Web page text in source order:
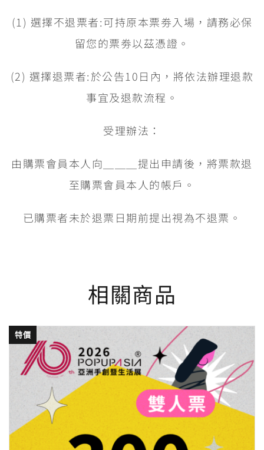
(1) 選擇不退票者:可持原本票劵入場，請務必保
留您的票劵以茲憑證。
(2) 選擇退票者:於公告10日內，將依法辦理退款
事宜及退款流程。
受理辦法：
由購票會員本人向＿＿＿提出申請後，將票款退
至購票會員本人的帳戶。
已購票者未於退票日期前提出視為不退票。
相關商品
特價